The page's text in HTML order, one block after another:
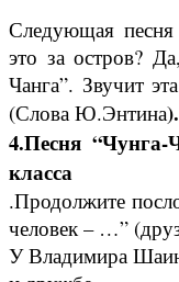
Следующая
это за остров?
Чанга”. Звучит
(Слова Ю.Энтина).
4.Песня
класса
.Продолжите
человек – …”
У Владимира